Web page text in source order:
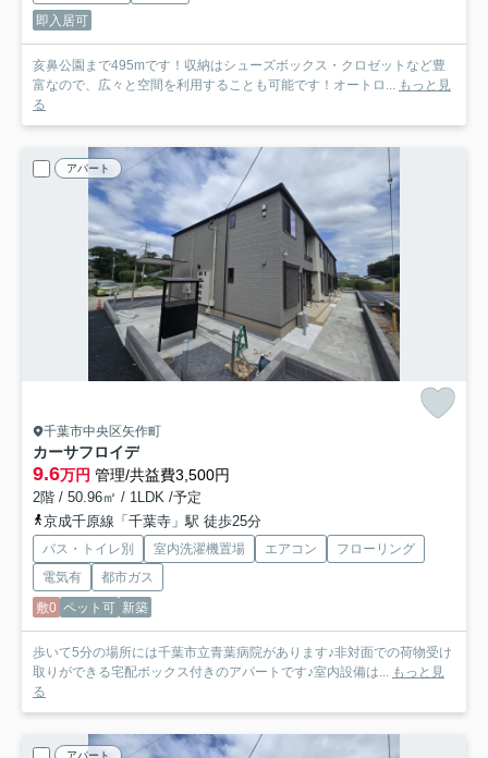
即入居可
亥鼻公園まで495mです！収納はシューズボックス・クロゼットなど豊
富なので、広々と空間を利用することも可能です！オートロ... もっと見
る
アパート
千葉市中央区矢作町
カーサフロイデ
9.6万円 管理/共益費3,500円
2階 / 50.96㎡ / 1LDK /予定
京成千原線「千葉寺」駅 徒歩25分
バス・トイレ別 室内洗濯機置場 エアコン
フローリング
電気有
都市ガス
敷0 ペット可 新築
歩いて5分の場所には千葉市立青葉病院があります♪非対面での荷物受け
取りができる宅配ボックス付きのアパートです♪室内設備は... もっと見
る